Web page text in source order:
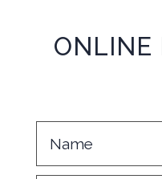
ONLINE